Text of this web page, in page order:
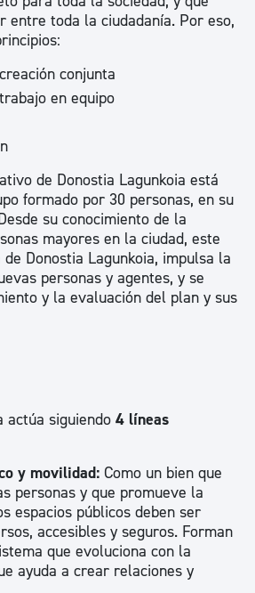
entre toda la ciudadanía. Por eso,
conjunta
en equipo
de Donostia Lagunkoia está
formado por 30 personas, en su
su conocimiento de la
mayores en la ciudad, este
Donostia Lagunkoia, impulsa la
personas y agentes, y se
y la evaluación del plan y sus
actúa siguiendo 4 líneas
y movilidad: Como un bien que
personas y que promueve la
espacios públicos deben ser
accesibles y seguros. Forman
que evoluciona con la
ayuda a crear relaciones y